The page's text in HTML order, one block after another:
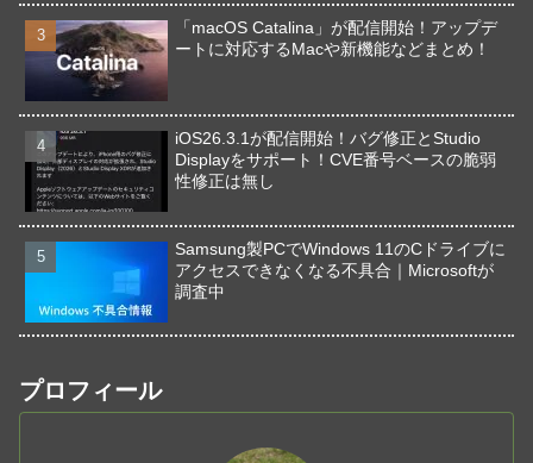
「macOS Catalina」が配信開始！アップデ
ートに対応するMacや新機能などまとめ！
iOS26.3.1が配信開始！バグ修正とStudio
Displayをサポート！CVE番号ベースの脆弱
性修正は無し
Samsung製PCでWindows 11のCドライブに
アクセスできなくなる不具合｜Microsoftが
調査中
プロフィール